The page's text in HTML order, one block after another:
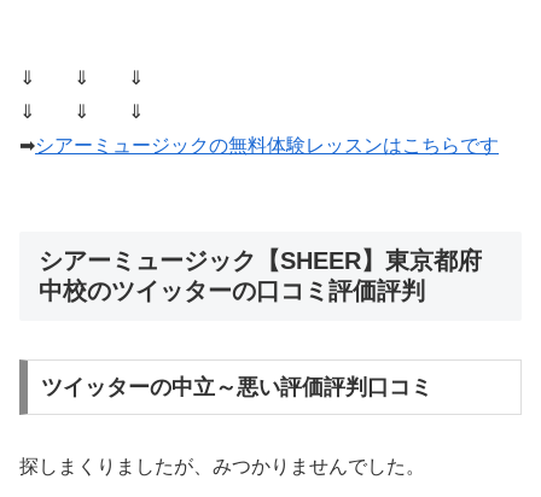
⇓ ⇓ ⇓
⇓ ⇓ ⇓
➡シアーミュージックの無料体験レッスンはこちらです
シアーミュージック【SHEER】東京都府
中校のツイッターの口コミ評価評判
ツイッターの中立～悪い評価評判口コミ
探しまくりましたが、みつかりませんでした。